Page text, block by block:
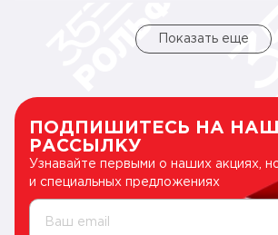
Показать еще
ПОДПИШИТЕСЬ НА
РАССЫЛКУ
Узнавайте первыми о наших акциях,
и специальных предложениях
Ваш email